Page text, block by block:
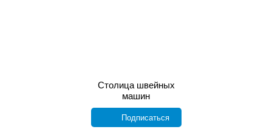
Столица швейных
машин
Подписаться